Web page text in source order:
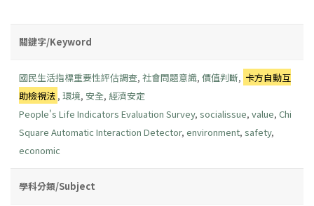
關鍵字/Keyword
國民生活指標重要性評估調查, 社會問題意識, 價值判斷, 卡方自動互
助檢視法 , 環境, 安全, 經濟安定
People's Life Indicators Evaluation Survey, socialissue, value, Chi
Square Automatic Interaction Detector, environment, safety,
economic
學科分類/Subject